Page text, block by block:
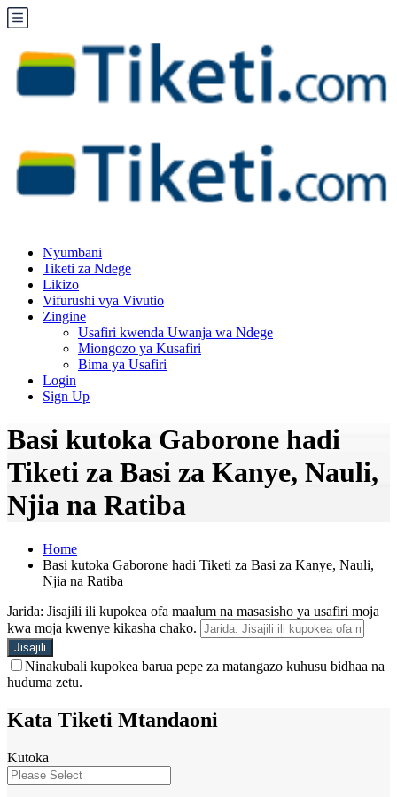
Nyumbani
Tiketi za Ndege
Likizo
Vifurushi vya Vivutio
Zingine
Usafiri kwenda Uwanja wa Ndege
Miongozo ya Kusafiri
Bima ya Usafiri
Login
Sign Up
Basi kutoka Gaborone hadi
Tiketi za Basi za Kanye, Nauli,
Njia na Ratiba
Home
Basi kutoka Gaborone hadi Tiketi za Basi za Kanye, Nauli,
Njia na Ratiba
Jarida: Jisajili ili kupokea ofa maalum na masasisho ya usafiri moja
kwa moja kwenye kikasha chako.
Ninakubali kupokea barua pepe za matangazo kuhusu bidhaa na
huduma zetu.
Kata Tiketi Mtandaoni
Kutoka